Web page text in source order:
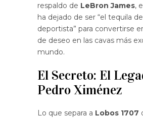
respaldo de LeBron James,
ha dejado de ser “el tequila
deportista” para convertirse
de deseo en las cavas más
mundo.
El Secreto: El
Pedro Ximénez
Lo que separa a Lobos 1707